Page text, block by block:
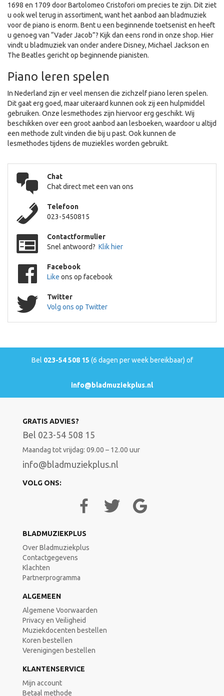
1698 en 1709 door Bartolomeo Cristofori om precies te zijn. Dit ziet
u ook wel terug in assortiment, want het aanbod aan bladmuziek
voor de piano is enorm. Bent u een beginnende toetsenist en heeft
u genoeg van “Vader Jacob”? Kijk dan eens rond in onze shop. Hier
vindt u bladmuziek van onder andere Disney, Michael Jackson en
The Beatles gericht op beginnende pianisten.
Piano leren spelen
In Nederland zijn er veel mensen die zichzelf piano leren spelen.
Dit gaat erg goed, maar uiteraard kunnen ook zij een hulpmiddel
gebruiken. Onze lesmethodes zijn hiervoor erg geschikt. Wij
beschikken over een groot aanbod aan lesboeken, waardoor u altijd
een methode zult vinden die bij u past. Ook kunnen de
lesmethodes tijdens de muziekles worden gebruikt.
Chat
Chat direct met een van ons
Telefoon
023-5450815
Contactformulier
Snel antwoord? Klik hier
Facebook
Like ons op facebook
Twitter
Volg ons op Twitter
Bel 023-54 508 15 (6 dagen per week bereikbaar) of
info@bladmuziekplus.nl
GRATIS ADVIES?
Bel 023-54 508 15
Maandag tot vrijdag: 09.00 – 12.00 uur
info@bladmuziekplus.nl
VOLG ONS:
BLADMUZIEKPLUS
Over Bladmuziekplus
Contactgegevens
Klachten
Partnerprogramma
ALGEMEEN
Algemene Voorwaarden
Privacy en Veiligheid
Muziekdocenten bestellen
Koren bestellen
Verenigingen bestellen
KLANTENSERVICE
Mijn account
Betaal methode